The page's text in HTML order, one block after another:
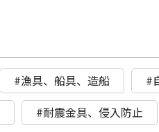
#漁具、船具、造船
#
#耐震金具、侵入防止